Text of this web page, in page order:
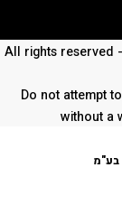
All rights
Do not